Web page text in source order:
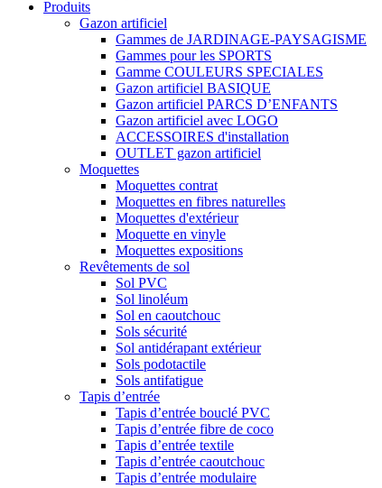
Produits
Gazon artificiel
Gammes de JARDINAGE-PAYSAGISME
Gammes pour les SPORTS
Gamme COULEURS SPECIALES
Gazon artificiel BASIQUE
Gazon artificiel PARCS D’ENFANTS
Gazon artificiel avec LOGO
ACCESSOIRES d'installation
OUTLET gazon artificiel
Moquettes
Moquettes contrat
Moquettes en fibres naturelles
Moquettes d'extérieur
Moquette en vinyle
Moquettes expositions
Revêtements de sol
Sol PVC
Sol linoléum
Sol en caoutchouc
Sols sécurité
Sol antidérapant extérieur
Sols podotactile
Sols antifatigue
Tapis d’entrée
Tapis d’entrée bouclé PVC
Tapis d’entrée fibre de coco
Tapis d’entrée textile
Tapis d’entrée caoutchouc
Tapis d’entrée modulaire